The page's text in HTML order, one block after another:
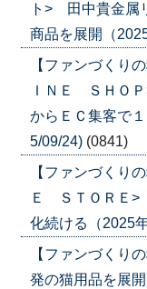
ト> 田中貴金属
商品を展開（
【ファンづくり
ＩＮＥ ＳＨＯ
からＥＣ集客で
5/09/24) (0841)
【ファンづくり
Ｅ ＳＴＯＲＥ>
化続ける（2025
【ファンづく
発の猫用品を展